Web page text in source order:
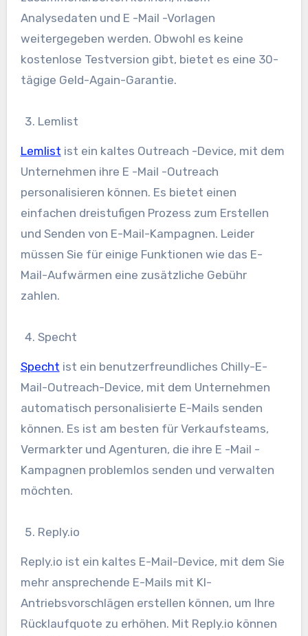
Analysedaten und E -Mail -Vorlagen
weitergegeben werden. Obwohl es keine
kostenlose Testversion gibt, bietet es eine 30-
tägige Geld-Again-Garantie.
Lemlist
Lemlist ist ein kaltes Outreach -Device, mit dem
Unternehmen ihre E -Mail -Outreach
personalisieren können. Es bietet einen
einfachen dreistufigen Prozess zum Erstellen
und Senden von E-Mail-Kampagnen. Leider
müssen Sie für einige Funktionen wie das E-
Mail-Aufwärmen eine zusätzliche Gebühr
zahlen.
Specht
Specht ist ein benutzerfreundliches Chilly-E-
Mail-Outreach-Device, mit dem Unternehmen
automatisch personalisierte E-Mails senden
können. Es ist am besten für Verkaufsteams,
Vermarkter und Agenturen, die ihre E -Mail -
Kampagnen problemlos senden und verwalten
möchten.
Reply.io
Reply.io ist ein kaltes E-Mail-Device, mit dem Sie
mehr ansprechende E-Mails mit KI-
Antriebsvorschlägen erstellen können, um Ihre
Rücklaufquote zu erhöhen. Mit Reply.io können